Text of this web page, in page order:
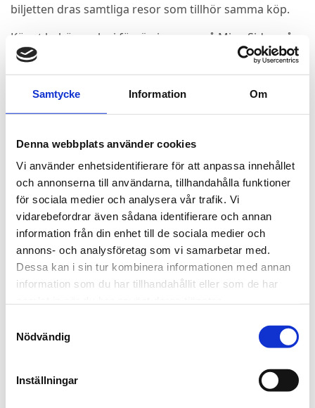
Samtycke Information Om
Denna webbplats använder cookies
Vi använder enhetsidentifierare för att anpassa innehållet
och annonserna till användarna, tillhandahålla funktioner
för sociala medier och analysera vår trafik. Vi
vidarebefordrar även sådana identifierare och annan
information från din enhet till de sociala medier och
annons- och analysföretag som vi samarbetar med.
Dessa kan i sin tur kombinera informationen med annan
information som du har tillhandahållit eller som de har
Nödvändig
Inställningar
biljetten dras samtliga resor som tillhör samma köp.
Köpet behöver ske i förväg i appen, på Mina Sidor, på
en bemannad busstation eller hos Reseinfo. Det gäller
inte ombord på bussen. Rabatten gäller endast resor
inom Västerbottens län.
Villkor för enkelbiljetter
Enkelbiljetten gäller för hela sträckan som du betalar
för inklusive eventuella byten. Uppehåll medges inte
annat än där detta krävs av tidtabellsmässiga skäl, för
byte till närmast avgående tur mot aktuell destination.
Enkelbiljetten har inte övergång till stadstrafik i Umeå
eller Skellefteå.
Förköpt enkelbiljett måste registreras/blippas i
bussens kortläsare vid påstigning. Biljetten är en
värdehandling och skall alltid behållas och vid
biljettkontroll kunna uppvisas som giltigt färdbevis.
Enkelbiljett finns att köpa för både vuxen, barn,
Priset för barn motsvarar ca 50% av vuxenpriset.